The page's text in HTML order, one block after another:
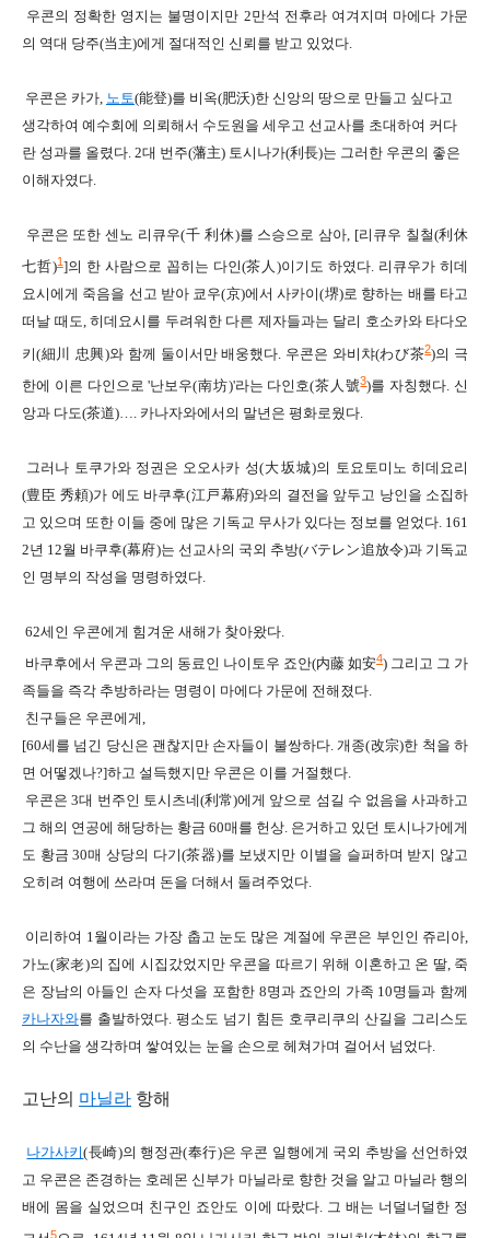
우콘의 정확한 영지 는 불명이지만 2만석 전후라 여겨지며 마에다 가문
의 역대 당주(当 主)에게 절대적인 신뢰를 받고 있었다.
우콘은 카가, 노토(能登)를 비옥(肥沃)한 신앙의 땅으로 만들고 싶다고
생각하여 예수회에 의뢰해서 수도원을 세우고 선교사를 초대하여 커다
란 성과를 올렸다. 2대 번주(藩主) 토시나가(利長)는 그러한 우콘의 좋은
이해자였다.
우콘은 또한 센노 리큐우(千 利休)를 스승으로 삼아, [리큐우 칠철(利休
七哲)1]의 한 사람으로 꼽히는 다인(茶人)이기도 하였다. 리큐우가 히데
요시에게 죽음을 선고 받아 쿄우(京)에서 사카이(堺)로 향하는 배를 타고
떠날 때도, 히데요시를 두려워한 다른 제자들과는 달리 호소카와 타다오
키(細川 忠興)와 함께 둘이서만 배웅했다 우콘은 와비챠(わび茶2)의 극
한에 이른 다인으로 '난보우(南坊)'라는 다인호(茶人號3)를 자칭했다 .신
앙과 다도(茶道)…. 카나자와에서의 말년은 평화로웠다
그러나 토쿠가와 정권은 오오사카 성(大坂城)의 토요토미노 히데요리
(豊臣 秀頼)가 에도 바쿠후(江戸幕府)와의 결전을 앞두고 낭인을 소집하
고 있으며 또한 이들 중에 많은 기독교 무사가 있다는 정보를 얻었다 . 161
2년 12월 바쿠후(幕府)는 선교사의 국외 추방(バテレン追放令)과 기독교
인 명부의 작성을 명령하였다
62세인 우콘에게 힘겨운 새해가 찾아왔다
바쿠후에서 우콘과 그의 동료인 나이토우 죠안(内藤 如安4) 그리고 그 가
족들을 즉각 추방하라는 명령이 마에다 가문에 전해졌다.
친구들은 우콘에게,
[60세를 넘긴 당신은 괜찮지만 손자들이 불쌍하다.개종(改宗)한 척을 하
면 어떻겠나?]하고 설득했지만 우콘은 이를 거절했다.
우콘은 3대 번주인 토시츠네(利常)에게 앞으로 섬길 수 없음을 사과하고
그 해의 연공에 해당하는 황금 60매를 헌상. 은거하고 있던 토시나가에게
도 황금 30매 상당의 다기(茶器)를 보냈지만 이별을 슬퍼하며 받지 않고
오히려 여행에 쓰라며 돈을 더해서 돌려주었다.
이리하여 1월이라는 가장 춥고 눈도 많은 계절에 우콘은 부인인 쥬리아,
가노(家老)의 집에 시집갔었지만 우콘을 따르기 위해 이혼하고 온 딸, 죽
은 장남의 아들인 손자 다섯을 포함한 8명과 죠안의 가족 10명들과 함께
카나자와를 출발하였다. 평소도 넘기 힘든 호쿠리쿠의 산길을 그리스도
의 수난을 생각하며 쌓여있는 눈을 손으로 헤쳐가며 걸어서 넘었다.
고난의 마닐라 항해
나가사키(長崎)의 행정관(奉行)은 우콘 일행에게 국외 추방을 선언하였
고 우콘은 존경하는 호레몬 신부가 마닐라로 향한 것을 알고 마닐라 행의
배에 몸을 실었으며 친구인 죠안도 이에 따랐다. 그 배는 너덜너덜한 정
5